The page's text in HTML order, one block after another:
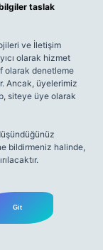
taslak
ve İletişim
olarak hizmet
olarak denetleme
Ancak, üyelerimiz
siteye üye olarak
bildirmeniz halinde,